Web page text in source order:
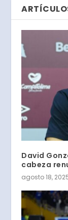
David
cabeza
agosto 18,